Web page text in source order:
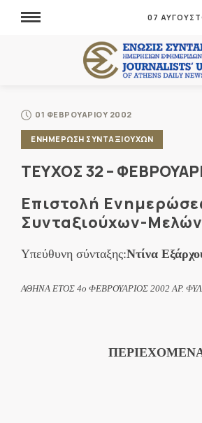
07
01 ΦΕΒΡΟΥΑΡΙΟΥ 2002
ΕΝΗΜΕΡΩΣΗ ΣΥΝΤΑΞΙΟΥΧΩΝ
ΤΕΥΧΟΣ 32 –
Επιστολή
Συνταξιούχων-
Υπεύθυνη σύνταξης:Ντίνα
ΑΘΗΝΑ ΕΤΟΣ 4ο ΦΕΒΡΟΥΑΡΙΟΣ 2002 ΑΡ.